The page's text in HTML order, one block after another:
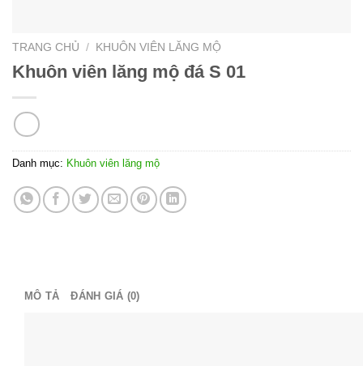
TRANG CHỦ / KHUÔN VIÊN LĂNG MỘ
Khuôn viên lăng mộ đá S 01
Danh mục: Khuôn viên lăng mộ
MÔ TẢ ĐÁNH GIÁ (0)